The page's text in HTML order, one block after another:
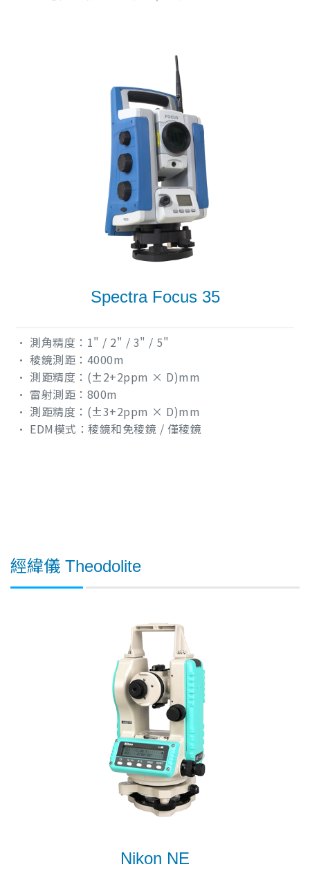
Spectra Focus 35
• 測角精度：1" / 2" / 3" / 5"
• 稜鏡測距：4000m
• 測距精度：(±2+2ppm × D)mm
• 雷射測距：800m
• 測距精度：(±3+2ppm × D)mm
• EDM模式：稜鏡和免稜鏡 / 僅稜鏡
經緯儀 Theodolite
Nikon NE